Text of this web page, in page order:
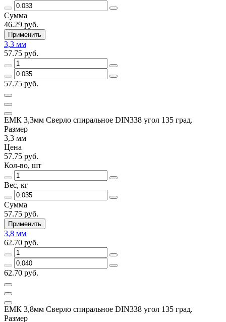
Сумма
46.29 руб.
Применить
3,3 мм
57.75 руб.
57.75 руб.
ЕМК 3,3мм Сверло спиральное DIN338 угол 135 град.
Размер
3,3 мм
Цена
57.75 руб.
Кол-во, шт
Вес, кг
Сумма
57.75 руб.
Применить
3,8 мм
62.70 руб.
62.70 руб.
ЕМК 3,8мм Сверло спиральное DIN338 угол 135 град.
Размер